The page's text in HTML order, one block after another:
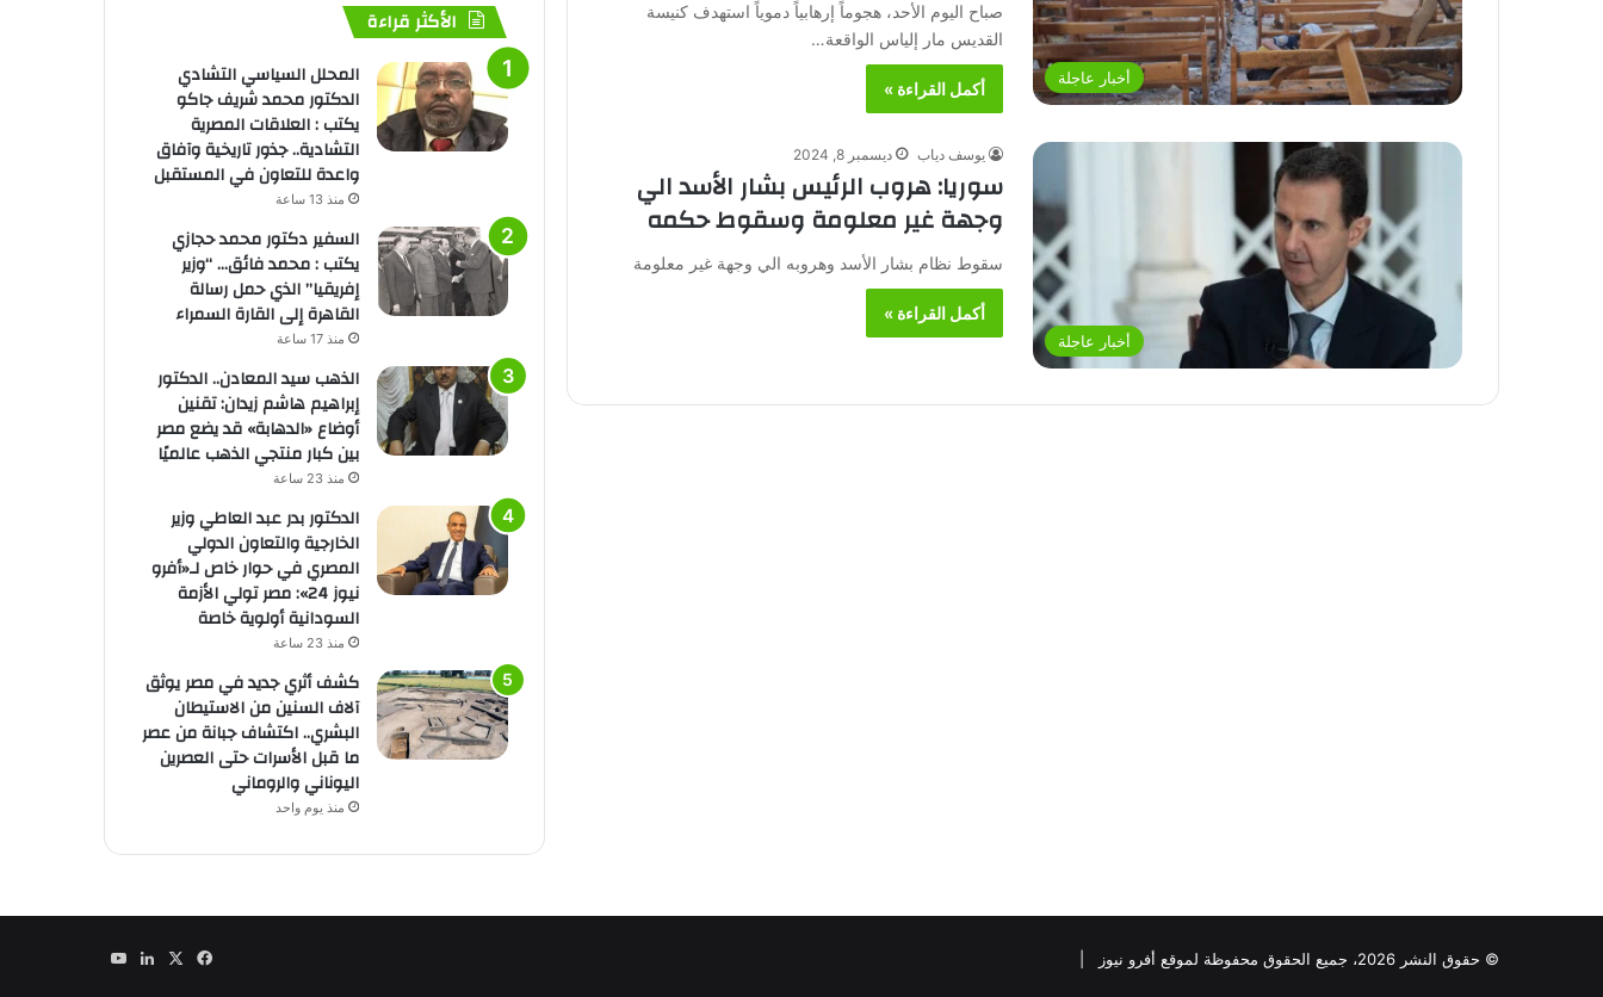
أخبار عاجلة
صباح اليوم الأحد، هجوماً إرهابياً دموياً استهدف كنيسة
القديس مار إلياس الواقعة…
أكمل القراءة »
أخبار عاجلة
يوسف دياب ديسمبر 8, 2024
سوريا: هروب الرئيس بشار الأسد الي
وجهة غير معلومة وسقوط حكمه
سقوط نظام بشار الأسد وهروبه الي وجهة غير معلومة
أكمل القراءة »
الأكثر قراءة
المحلل السياسي التشادي
الدكتور محمد شريف جاكو
يكتب : العلاقات المصرية
التشادية.. جذور تاريخية وآفاق
واعدة للتعاون في المستقبل
منذ 13 ساعة
السفير دكتور محمد حجازي
يكتب : محمد فائق… “وزير
إفريقيا” الذي حمل رسالة
القاهرة إلى القارة السمراء
منذ 17 ساعة
الذهب سيد المعادن.. الدكتور
إبراهيم هاشم زيدان: تقنين
أوضاع «الدهابة» قد يضع مصر
بين كبار منتجي الذهب عالميًا
منذ 23 ساعة
الدكتور بدر عبد العاطي وزير
الخارجية والتعاون الدولي
المصري في حوار خاص لـ«أفرو
نيوز 24»: مصر تولي الأزمة
السودانية أولوية خاصة
منذ 23 ساعة
كشف أثري جديد في مصر يوثق
آلاف السنين من الاستيطان
البشري.. اكتشاف جبانة من عصر
ما قبل الأسرات حتى العصرين
اليوناني والروماني
منذ يوم واحد
© حقوق النشر 2026، جميع الحقوق محفوظة لموقع أفرو نيوز | فيسبوك لينكدإن